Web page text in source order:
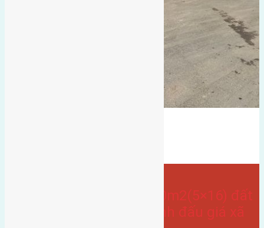
Chính chủ cần bán 80m2(5×16) đất
mặt đường kinh doanh đấu giá xã